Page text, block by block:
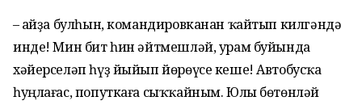
– Ҡайҙа булһын, командировканан ҡайтып килгәндә
инде! Мин бит һин әйтмешләй, урам буйында
хәйерселәп һүҙ йыйып йөрөүсе кеше! Автобусҡа
һуңлағас, попуткаға сыҡҡайным. Юлы бөтөнләй